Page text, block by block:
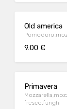
Old america
9.00 €
Primavera
fresco,funghi